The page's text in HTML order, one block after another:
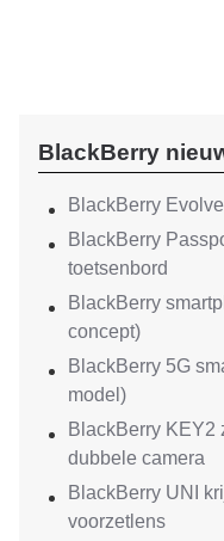
BlackBerry
BlackBerry
BlackBerry
toetsenbord
BlackBerry
concept)
BlackBerry 5G
model)
BlackBerry KEY2
dubbele camera
BlackBerry UNI
voorzetlens